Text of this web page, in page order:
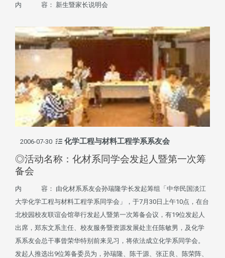
内 容： 新生暨家长说明会
2006-07-30 化学工程与材料工程学系系友会
◎活动名称：化材系同学会发起人暨第一次筹
备会
内 容： 由化材系系友会孙瑞隆学长发起筹组「中华民国淡江
大学化学工程与材料工程学系同学会」，于7月30日上午10点，在台
北校园校友联谊会馆举行发起人暨第一次筹备会议，有19位发起人
出席，郑东文系主任、校友服务暨资源发展处主任陈敏男，及化学
系系友会总干事曾荣华特别前来见习，将依法成立化学系同学会。
发起人推选出9位筹备委员为，孙瑞隆、陈干源、张正良、陈荣阵、